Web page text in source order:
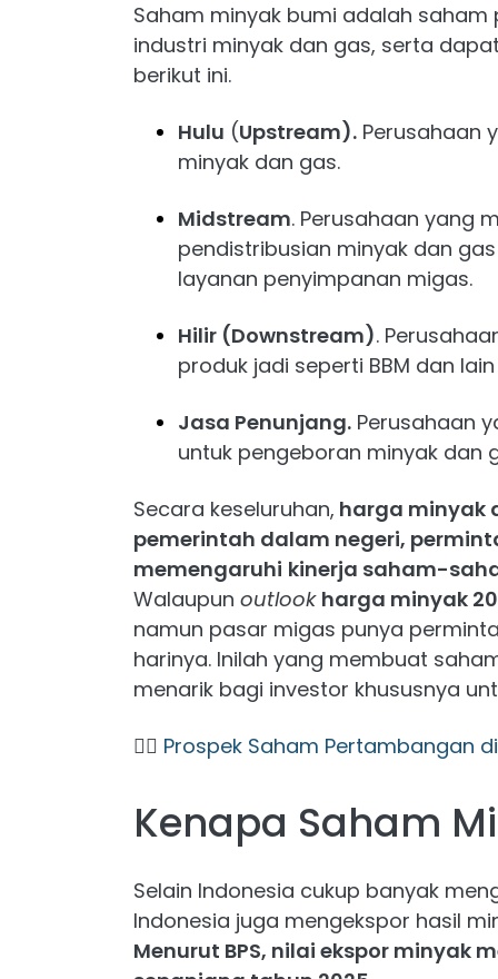
Saham minyak bumi adalah
industri minyak dan gas, serta
berikut ini.
Hulu (Upstream). Perusahaan
minyak dan gas.
Midstream. Perusahaan yang
pendistribusian minyak dan
layanan penyimpanan migas.
Hilir (Downstream).
produk jadi seperti BBM dan
Jasa Penunjang. Perusahaan
untuk pengeboran minyak dan
Secara keseluruhan, harga minyak
pemerintah dalam negeri,
memengaruhi kinerja saham-
Walaupun outlook harga minyak
namun pasar migas punya
harinya. Inilah yang membuat
menarik bagi investor khususnya
👉🏻 Prospek Saham Pertambangan
Kenapa Saham
Selain Indonesia cukup banyak
Indonesia juga mengekspor hasil
Menurut BPS, nilai ekspor minyak